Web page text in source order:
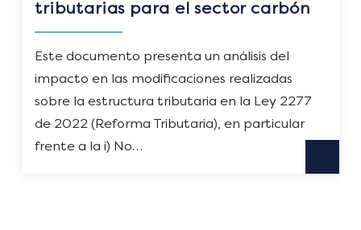
tributarias para el sector carbón
Este documento presenta un análisis del
impacto en las modificaciones realizadas
sobre la estructura tributaria en la Ley 2277
de 2022 (Reforma Tributaria), en particular
frente a la i) No…